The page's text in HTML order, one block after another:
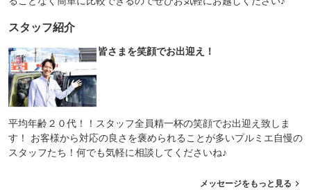
スタッフ紹介
皆さまを笑顔でお出迎え！
平均年齢２０代！！スタッフ全員精一杯の笑顔でお出迎え致しま
す！ お客様から対応の良さを褒められることが多いプルミエ自慢の
スタッフたち！何でも気軽に相談してくださいね♪
メッセージをもっと見る